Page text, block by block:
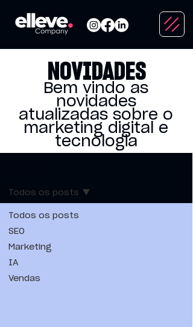
NOVIDADES
Bem vindo as
novidades
atualizadas sobre o
marketing digital e
tecnologia
Todos os posts
SEO
Marketing
IA
Vendas
Todos os posts